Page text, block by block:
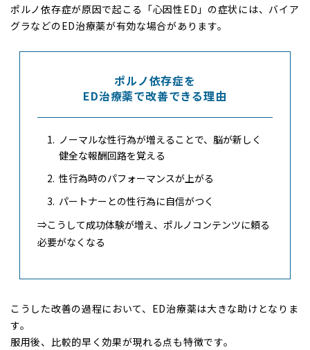
ポルノ依存症が原因で起こる「心因性ED」の症状には、バイア
グラなどのED治療薬が有効な場合があります。
ポルノ依存症を
ED治療薬で改善できる理由
ノーマルな性行為が増えることで、脳が新しく
健全な報酬回路を覚える
性行為時のパフォーマンスが上がる
パートナーとの性行為に自信がつく
⇒こうして成功体験が増え、ポルノコンテンツに頼る
必要がなくなる
こうした改善の過程において、ED治療薬は大きな助けとなりま
す。
服用後、比較的早く効果が現れる点も特徴です。